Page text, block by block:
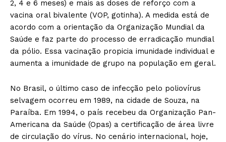
2, 4 e 6 meses) e mais as doses de reforço com a
vacina oral bivalente (VOP, gotinha). A medida está de
acordo com a orientação da Organização Mundial da
Saúde e faz parte do processo de erradicação mundial
da pólio. Essa vacinação propicia imunidade individual e
aumenta a imunidade de grupo na população em geral.
No Brasil, o último caso de infecção pelo poliovírus
selvagem ocorreu em 1989, na cidade de Souza, na
Paraíba. Em 1994, o país recebeu da Organização Pan-
Americana da Saúde (Opas) a certificação de área livre
de circulação do vírus. No cenário internacional, hoje,